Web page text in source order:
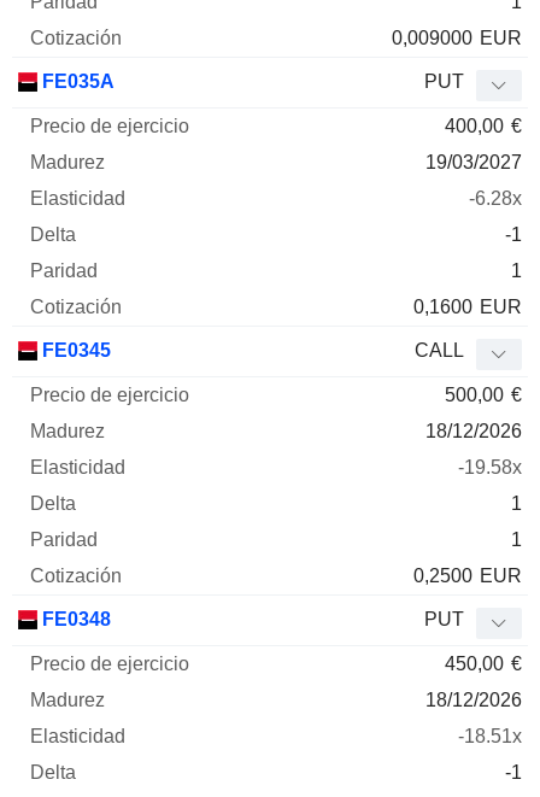
0,009000 EUR
FE035A PUT
400,00 €
19/03/2027
-6.28x
-1
1
0,1600 EUR
FE0345 CALL
500,00 €
18/12/2026
-19.58x
1
1
0,2500 EUR
FE0348 PUT
450,00 €
18/12/2026
-18.51x
-1